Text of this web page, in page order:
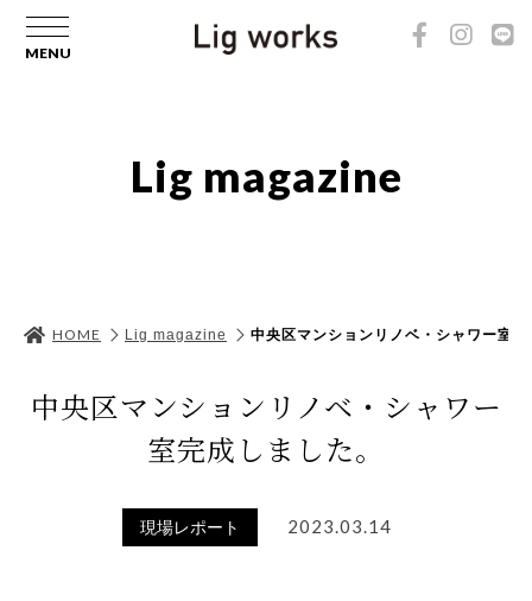
Lig magazine
HOME Lig magazine 中央区マンションリノベ・シャワー室
中央区マンションリノベ・シャワー
室完成しました。
現場レポート 2023.03.14